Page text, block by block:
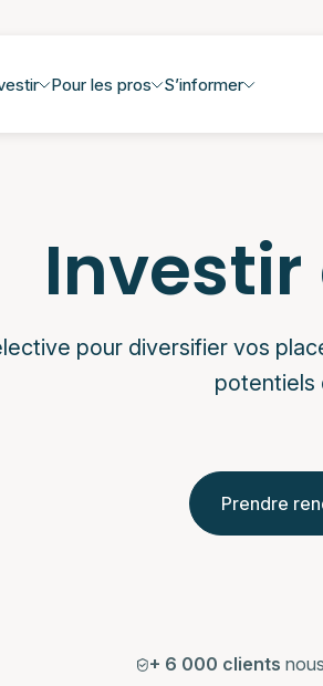
Pour les pros S’informer
Investir
pour diversifier vos
potentiels
Prendre
+ 6 000 clients